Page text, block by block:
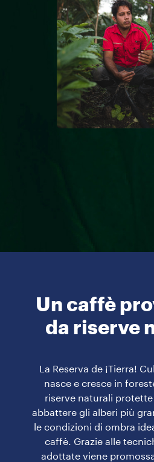
Un caffè
da riserve
La Reserva de ¡Tierra!
nasce e cresce in
riserve naturali
abbattere gli alberi più
le condizioni di ombra
caffè. Grazie alle
adottate viene